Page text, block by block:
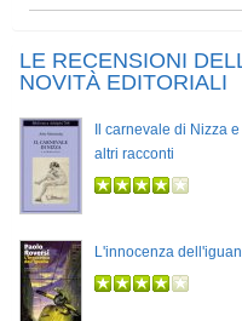
LE RECENSIONI
NOVITÀ EDITORIALI
Il carnevale di Nizza e
altri racconti
L'innocenza